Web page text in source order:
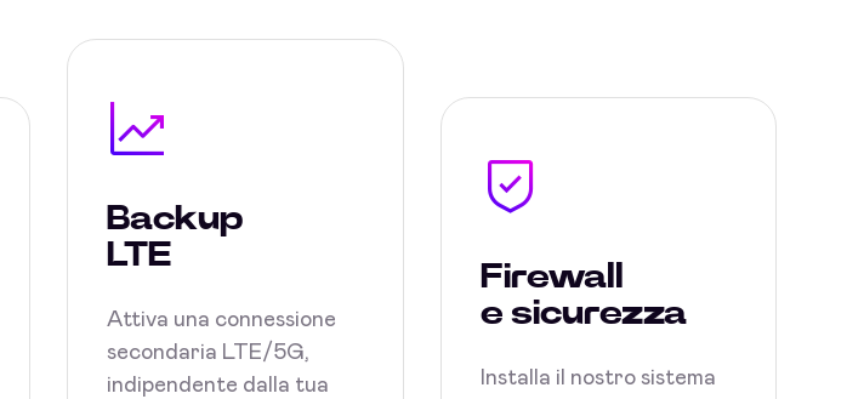
Backup
LTE
Attiva una connessione
secondaria LTE/5G,
indipendente dalla tua
Firewall
e sicurezza
Installa il nostro sistema